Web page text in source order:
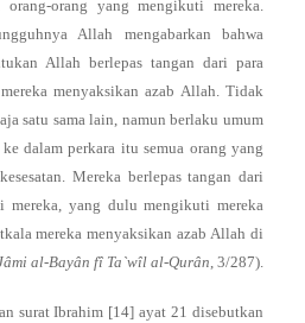
orang yang mengikuti mereka.
Allah mengabarkan bahwa
Allah berlepas tangan dari para
menyaksikan azab Allah. Tidak
satu sama lain, namun berlaku umum
dalam perkara itu semua orang yang
Mereka berlepas tangan dari
mereka, yang dulu mengikuti mereka
mereka menyaksikan azab Allah di
al-Bayân fî Ta`wîl al-Qurân, 3/287).
surat Ibrahim [14] ayat 21 disebutkan